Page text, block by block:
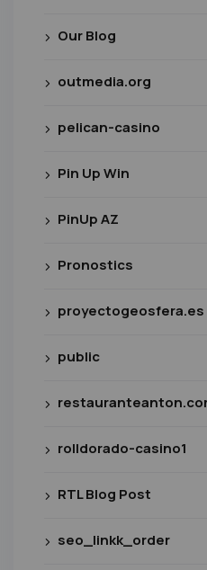
Our Blog
outmedia.org
pelican-casino
Pin Up Win
PinUp AZ
Pronostics
proyectogeosfera.es
public
rolldorado-casino1
RTL Blog Post
seo_linkk_order